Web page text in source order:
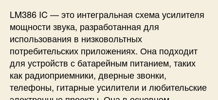
и
о
у
с
и
л
и
т
е
LM386 IC — это интегральная схема усилителя
мощности звука, разработанная для
использования в низковольтных
потребительских приложениях. Она подходит
для устройств с батарейным питанием, таких
как радиоприемники, дверные звонки,
телефоны, гитарные усилители и любительские